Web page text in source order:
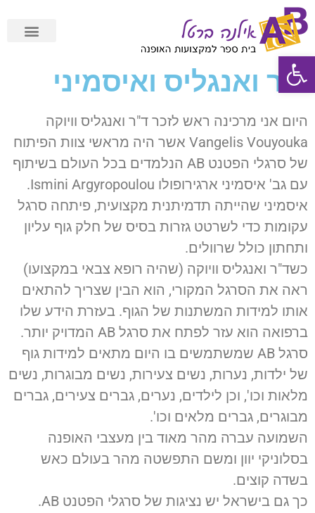
פתח סרגל נגישות
ד"ר ואנגליס ואיסמיני
היום אני מרכינה ראש לזכר ד"ר ואנגליס וויוקה
Vangelis Vouyouka אשר היה מראשי צוות הפיתוח
של סרגלי הפטנט AB הנלמדים בכל העולם בשיתוף
עם גב' איסמיני ארגירופולו Ismini Argyropoulou.
איסמיני שהייתה תדמיתנית מקצועית, פיתחה סרגל
עקומות כדי לשרטט גזרות בסיס של חלק גוף עליון
ותחתון כולל שרוולים.
כשד"ר ואנגליס וויוקה (שהיה רופא צבאי במקצועו)
ראה את הסרגל המקורי, הוא הבין שצריך להתאים
אותו למידות המשתנות של הגוף. בעזרת הידע שלו
ברפואה הוא עזר לפתח את סרגל AB המדויק יותר.
סרגל AB שמשתמשים בו היום מתאים למידות גוף
של ילדות, נערות, נשים צעירות, נשים מבוגרות, נשים
מלאות וכו', וכן לילדים, נערים, גברים צעירים, גברים
מבוגרים, גברים מלאים וכו'.
השמועה עברה מהר מאוד בין מעצבי האופנה
בסלוניקי יוון ומשם התפשטה מהר בעולם כאש
בשדה קוצים.
כך גם בישראל יש נציגות של סרגלי הפטנט AB.